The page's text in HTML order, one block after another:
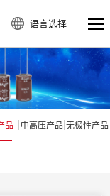
语言选择
品 中高压产品 无极性产品